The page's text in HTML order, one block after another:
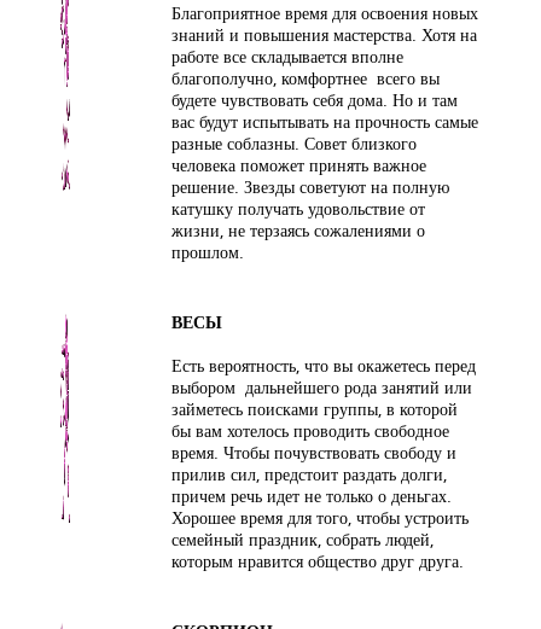
Благоприятное время для освоения новых
знаний и повышения мастерства. Хотя на
работе все складывается вполне
благополучно, комфортнее всего вы
будете чувствовать себя дома. Но и там
вас будут испытывать на прочность самые
разные соблазны. Совет близкого
человека поможет принять важное
решение. Звезды советуют на полную
катушку получать удовольствие от
жизни, не терзаясь сожалениями о
прошлом.
ВЕСЫ
Есть вероятность, что вы окажетесь перед
выбором дальнейшего рода занятий или
займетесь поисками группы, в которой
бы вам хотелось проводить свободное
время. Чтобы почувствовать свободу и
прилив сил, предстоит раздать долги,
причем речь идет не только о деньгах.
Хорошее время для того, чтобы устроить
семейный праздник, собрать людей,
которым нравится общество друг друга.